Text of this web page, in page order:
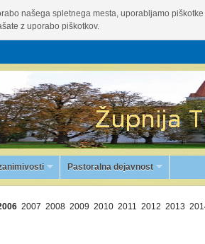
našega spletnega mesta, uporabljamo
z uporabo piškotkov.
Pastoralna dejavnost
2007 2008 2009 2010 2011 2012 2013